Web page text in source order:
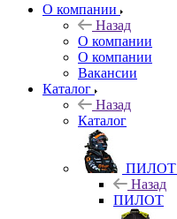
О компании
Назад
О компании
О компании
Вакансии
Каталог
Назад
Каталог
ПИЛОТ
Назад
ПИЛОТ